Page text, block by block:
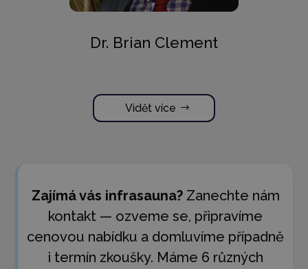
Dr. Brian Clement
Vidět více
Zajímá vás infrasauna?Zanechte nám
kontakt — ozveme se, připravíme
cenovou nabídku a domluvíme případně
i termín zkoušky. Máme 6 různých